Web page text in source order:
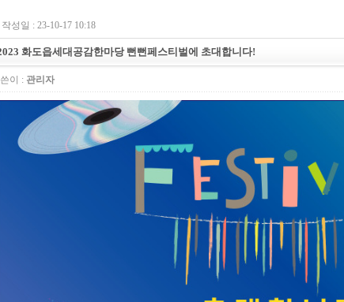
작성일 : 23-10-17 10:18
화도읍세대공감한마당 뻔뻔페스티벌에 초대합니다!
이 : 관리자